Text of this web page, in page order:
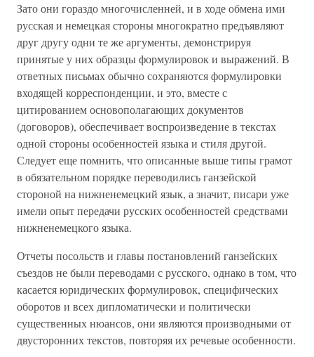
Зато они гораздо многочисленней, и в ходе обмена ими
русская и немецкая стороны многократно предъявляют
друг другу одни те же аргументы, демонстрируя
принятые у них образцы формулировок и выражений. В
ответных письмах обычно сохраняются формулировки
входящей корреспонденции, и это, вместе с
цитированием основополагающих документов
(договоров), обеспечивает воспроизведение в текстах
одной стороны особенностей языка и стиля другой.
Следует еще помнить, что описанные выше типы грамот
в обязательном порядке переводились ганзейской
стороной на нижненемецкий язык, а значит, писари уже
имели опыт передачи русских особенностей средствами
нижненемецкого языка.
Отчеты посольств и главы постановлений ганзейских
съездов не были переводами с русского, однако в том, что
касается юридических формулировок, специфических
оборотов и всех дипломатически и политически
существенных нюансов, они являются производными от
двусторонних текстов, повторяя их речевые особенности.